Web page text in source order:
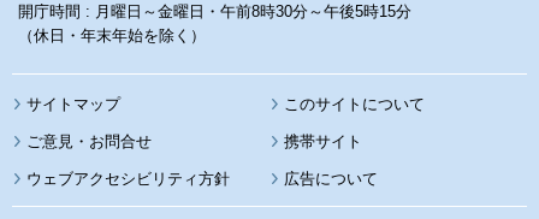
開庁時間 : 月曜日～金曜日・午前8時30分～午後5時15分
（休日・年末年始を除く）
サイトマップ このサイトについて
携帯サイト
ウェブアクセシビリティ方針 広告について